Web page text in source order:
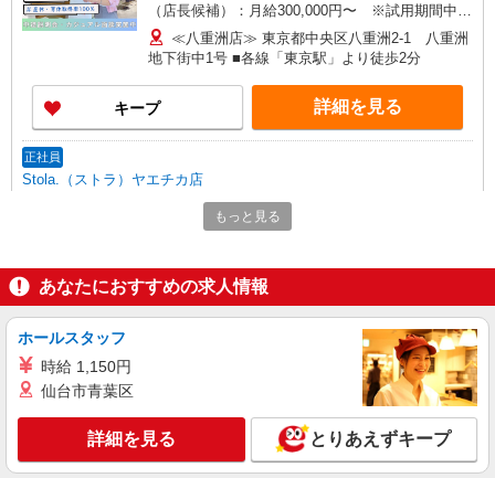
（店長候補）：月給300,000円〜 ※試用期間中は
270,000円〜 ★固定残業手当：30,800円（月給に
含む） ※経験・能力考慮 ※固定残業時間は1ヶ月
あたり20時間、超過時は追加で残業手当支給 ※月
3万円まで交通費支給 ※試用期間（2〜3ヶ月）も
同条件 【手当】固定残業手当／資格手当／店舗職
制手当／住宅手当（実家外かつ賃貸の場合のみ別
当の種類はエリアにより異なります。詳細は面接
時にお尋ねください。 ＼入社３大特典キャンペー
ン実施中！／※詳細は備考欄にて
≪八重洲店≫ 東京都中央区八重洲2-1 八重洲
地下街中1号 ■各線「東京駅」より徒歩2分
キープ 詳細を見る
正社員
Stola.（ストラ）ヤエチカ店
【店長候補募集】接客・販売・お店作り〜マネ
ジメントまでお任せします◎
（店長候補）：月給300,000円〜 ※試用期間中は
270,000円〜 ★固定残業手当：30,800円（月給に
含む） ※経験・能力考慮 ※固定残業時間は1ヶ月
あたり20時間、超過時は追加で残業手当支給 ※月
3万円まで交通費支給 ※試用期間（2〜3ヶ月）も
制手当／住宅手当（実家外かつ賃貸の場合のみ別
当の種類はエリアにより異なります。詳細は面接
時にお尋ねください。
≪ヤエチカ店≫ 東京都中央区八重洲2-1 八重洲
地下街 中1号
キープ 詳細を見る
アルバイト パート
LOUNIE（ルーニィ） ヤエチカ店
アパレル販売スタッフ
もっと見る
あなたにおすすめの求人情報
ホールスタッフ
時給 1,150円
仙台市青葉区
詳細を見る とりあえずキープ